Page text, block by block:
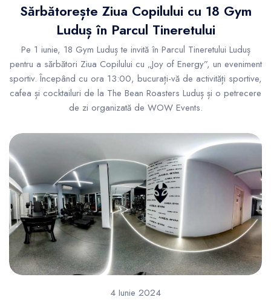
Sărbătorește Ziua Copilului cu 18 Gym
Luduș în Parcul Tineretului
Pe 1 iunie, 18 Gym Luduș te invită în Parcul Tineretului Luduș
pentru a sărbători Ziua Copilului cu „Joy of Energy”, un eveniment
sportiv. Începând cu ora 13:00, bucurați-vă de activități sportive,
cafea și cocktailuri de la The Bean Roasters Luduș și o petrecere
de zi organizată de WOW Events.
4 Iunie 2024